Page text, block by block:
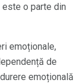
o parte din
emoționale,
de
emoțională